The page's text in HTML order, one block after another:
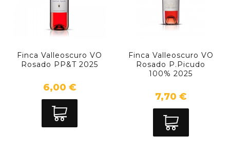
Finca Valleoscuro VO
Rosado PP&T 2025
6,00 €
Finca Valleoscuro VO
Rosado P.Picudo
100% 2025
7,70 €